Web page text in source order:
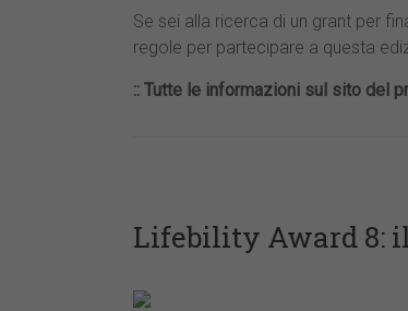
Se sei alla ricerca di un grant per
regole per partecipare a questa
:: Tutte le informazioni sul sito del
Lifebility Award 8: